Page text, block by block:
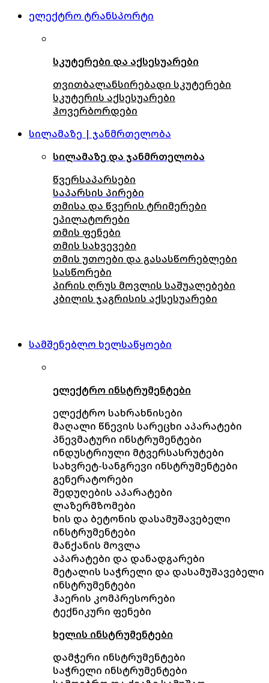
ელექტრო ტრანსპორტი
სკუტერები და აქსესუარები
თვითბალანსირებადი სკუტერები
სკუტერის აქსესუარები
ჰოვერბორდები
სილამაზე | ჯანმრთელობა
სილამაზე და ჯანმრთელობა
წვერსაპარსები
საპარსის პირები
თმისა და წვერის ტრიმერები
ეპილატორები
თმის ფენები
თმის სახვევები
თმის უთოები და გასასწორებლები
სასწორები
პირის ღრუს მოვლის საშუალებები
კბილის ჯაგრისის აქსესუარები
სამშენებლო ხელსაწყოები
ელექტრო ინსტრუმენტები
ელექტრო სახრახნისები
მაღალი წნევის სარეცხი აპარატები
პნევმატური ინსტრუმენტები
ინდუსტრიული მტვერსასრუტები
სახვრეტ-სანგრევი ინსტრუმენტები
გენერატორები
შედუღების აპარატები
ლაზერმზომები
ხის და ბეტონის დასამუშავებელი
ინსტრუმენტები
მანქანის მოვლა
აპარატები და დანადგარები
მეტალის საჭრელი და დასამუშავებელი
ინსტრუმენტები
ჰაერის კომპრესორები
ტექნიკური ფენები
ხელის ინსტრუმენტები
დამჭერი ინსტრუმენტები
საჭრელი ინსტრუმენტები